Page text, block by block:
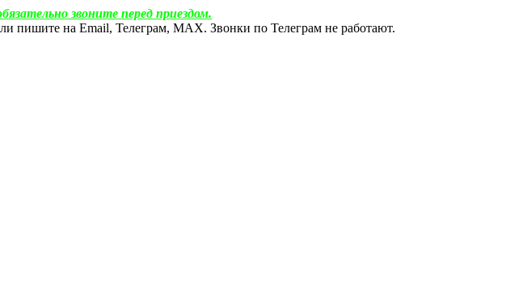
звоните перед приездом.
пишите на Email, Телеграм, МАХ. Звонки по Телеграм не работают.